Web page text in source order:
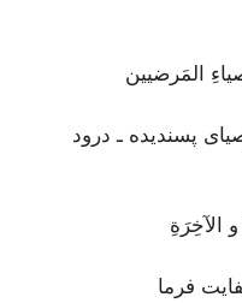
المَرضيين
پسندیده ـ درود
الآخِرَةِ
فرما